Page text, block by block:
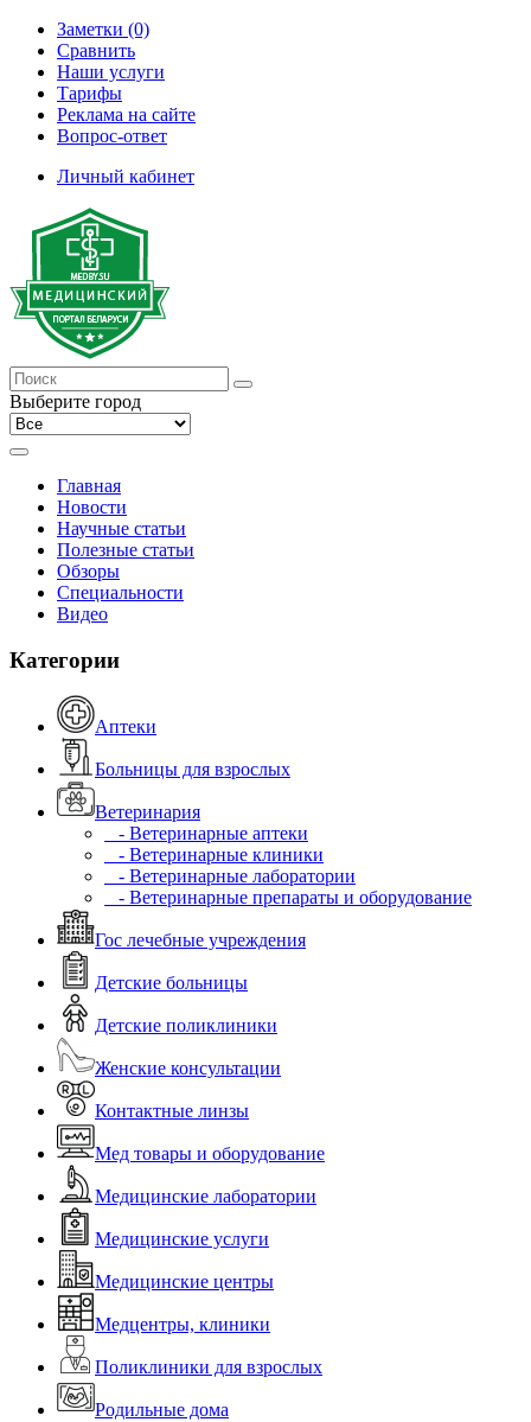
Заметки (0)
Сравнить
Наши услуги
Тарифы
Реклама на сайте
Вопрос-ответ
Личный кабинет
Выберите город
Главная
Новости
Научные статьи
Полезные статьи
Обзоры
Специальности
Видео
Категории
Аптеки
Больницы для взрослых
Ветеринария
- Ветеринарные аптеки
- Ветеринарные клиники
- Ветеринарные лаборатории
- Ветеринарные препараты и оборудование
Гос лечебные учреждения
Детские больницы
Детские поликлиники
Женские консультации
Контактные линзы
Мед товары и оборудование
Медицинские лаборатории
Медицинские услуги
Медицинские центры
Медцентры, клиники
Поликлиники для взрослых
Родильные дома